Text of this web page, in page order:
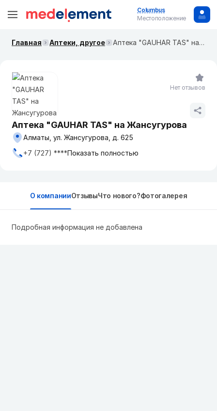
Columbus
Местоположение
Главная Аптеки, другое Аптека "GAUHAR TAS" на Жансугурова
Аптека "GAUHAR TAS" на Жансугурова
Алматы, ул. Жансугурова, д. 625
+7 (727) ****Показать полностью
Нет отзывов
О компанииОтзывыЧто нового?Фотогалерея
Подробная информация не добавлена